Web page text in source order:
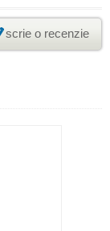
scrie o recenzie